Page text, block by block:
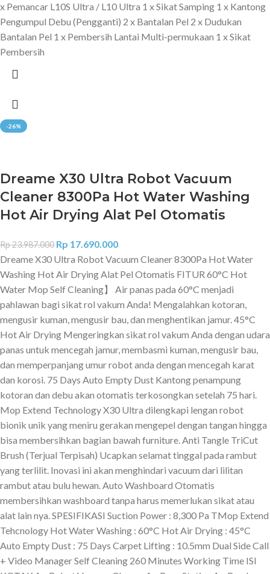
x Pemancar L10S Ultra / L10 Ultra 1 x Sikat Samping 1 x Kantong
Pengumpul Debu (Pengganti) 2 x Bantalan Pel 2 x Dudukan
Bantalan Pel 1 x Pembersih Lantai Multi-permukaan 1 x Sikat
Pembersih
-26%
Dreame X30 Ultra Robot Vacuum
Cleaner 8300Pa Hot Water Washing
Hot Air Drying Alat Pel Otomatis
Rp23.987.000 Rp 17.690.000
Dreame X30 Ultra Robot Vacuum Cleaner 8300Pa Hot Water
Washing Hot Air Drying Alat Pel Otomatis FITUR 60°C Hot
Water Mop Self Cleaning】 Air panas pada 60°C menjadi
pahlawan bagi sikat rol vakum Anda! Mengalahkan kotoran,
mengusir kuman, mengusir bau, dan menghentikan jamur. 45°C
Hot Air Drying Mengeringkan sikat rol vakum Anda dengan udara
panas untuk mencegah jamur, membasmi kuman, mengusir bau,
dan memperpanjang umur robot anda dengan mencegah karat
dan korosi. 75 Days Auto Empty Dust Kantong penampung
kotoran dan debu akan otomatis terkosongkan setelah 75 hari.
Mop Extend Technology X30 Ultra dilengkapi lengan robot
bionik unik yang meniru gerakan mengepel dengan tangan hingga
bisa membersihkan bagian bawah furniture. Anti Tangle TriCut
Brush (Terjual Terpisah) Ucapkan selamat tinggal pada rambut
yang terlilit. Inovasi ini akan menghindari vacuum dari lilitan
rambut atau bulu hewan. Auto Washboard Otomatis
membersihkan washboard tanpa harus memerlukan sikat atau
alat lain nya. SPESIFIKASI Suction Power : 8,300 Pa TMop Extend
Tehcnology Hot Water Washing : 60°C Hot Air Drying : 45°C
Auto Empty Dust : 75 Days Carpet Lifting : 10.5mm Dual Side Call
+ Video Manager Self Cleaning 260 Minutes Working Time ISI